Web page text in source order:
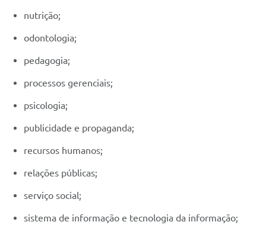
nutrição;
odontologia;
pedagogia;
processos gerenciais;
psicologia;
publicidade e propaganda;
recursos humanos;
relações públicas;
serviço social;
sistema de informação e tecnologia da informação;